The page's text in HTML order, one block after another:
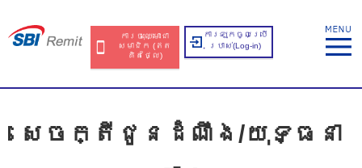
ការចុះឈ្មោះជា
សមាជិក​​ (ឥត​
គិត​ថ្លៃ​)
ការឡុកចូលប្រើ
ប្រាស់​(Log-in)
សេចក្តីជូនដំណឹង/យុទ្ធនា